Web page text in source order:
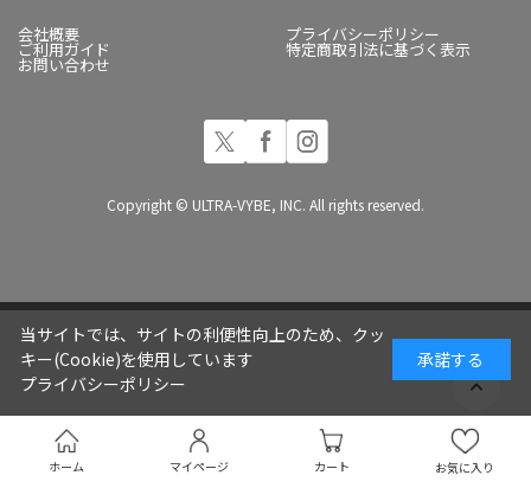
ホーム マイページ カート お気に入り
会社概要 プライバシーポリシー
ご利用ガイド 特定商取引法に基づく表示
お問い合わせ
Copyright © ULTRA-VYBE, INC. All rights reserved.
当サイトでは、サイトの利便性向上のため、クッ
キー(Cookie)を使用しています
プライバシーポリシー
承諾する